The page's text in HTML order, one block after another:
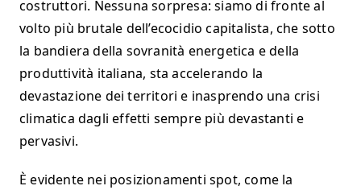
costruttori. Nessuna sorpresa: siamo di fronte al
volto più brutale dell’ecocidio capitalista, che sotto
la bandiera della sovranità energetica e della
produttività italiana, sta accelerando la
devastazione dei territori e inasprendo una crisi
climatica dagli effetti sempre più devastanti e
pervasivi.
È evidente nei posizionamenti spot, come la